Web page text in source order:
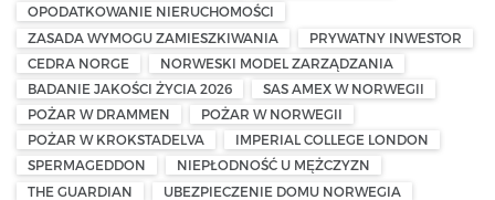
OPODATKOWANIE NIERUCHOMOŚCI
ZASADA WYMOGU ZAMIESZKIWANIA
PRYWATNY INWESTOR
CEDRA NORGE
NORWESKI MODEL ZARZĄDZANIA
BADANIE JAKOŚCI ŻYCIA 2026
SAS AMEX W NORWEGII
POŻAR W DRAMMEN
POŻAR W NORWEGII
POŻAR W KROKSTADELVA
IMPERIAL COLLEGE LONDON
SPERMAGEDDON
NIEPŁODNOŚĆ U MĘŻCZYZN
THE GUARDIAN
UBEZPIECZENIE DOMU NORWEGIA